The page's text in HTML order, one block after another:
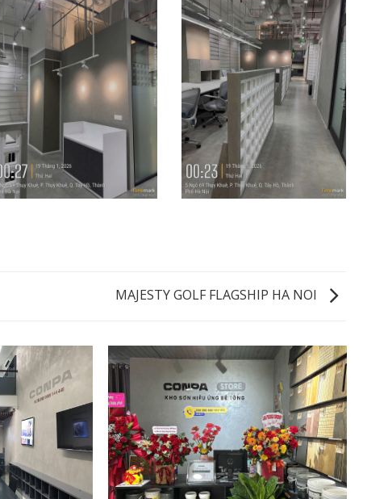
MAJESTY GOLF FLAGSHIP HA NOI